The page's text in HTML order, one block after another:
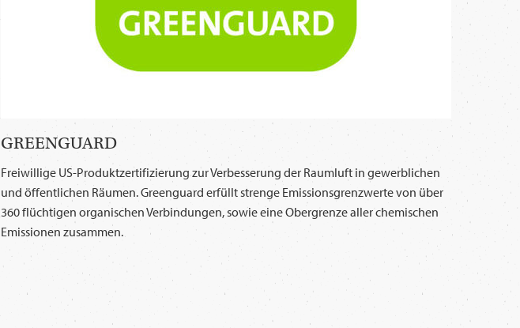
GREENGUARD
Freiwillige US-Produktzertifizierung zur Verbesserung der Raumluft in gewerblichen
und öffentlichen Räumen. Greenguard erfüllt strenge Emissionsgrenzwerte von über
360 flüchtigen organischen Verbindungen, sowie eine Obergrenze aller chemischen
Emissionen zusammen.